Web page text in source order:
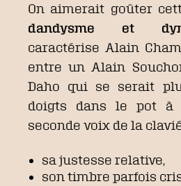
On aimerait goûter
dandysme et
caractérise Alain
entre un Alain
Daho qui se serait
doigts dans le pot à
seconde voix de la
sa justesse relative,
son timbre parfois